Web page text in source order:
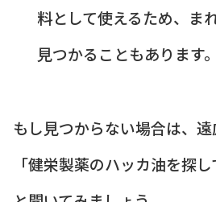
料として使えるため、ま
見つかることもあります。
もし見つからない場合は、
「健栄製薬のハッカ油を探し